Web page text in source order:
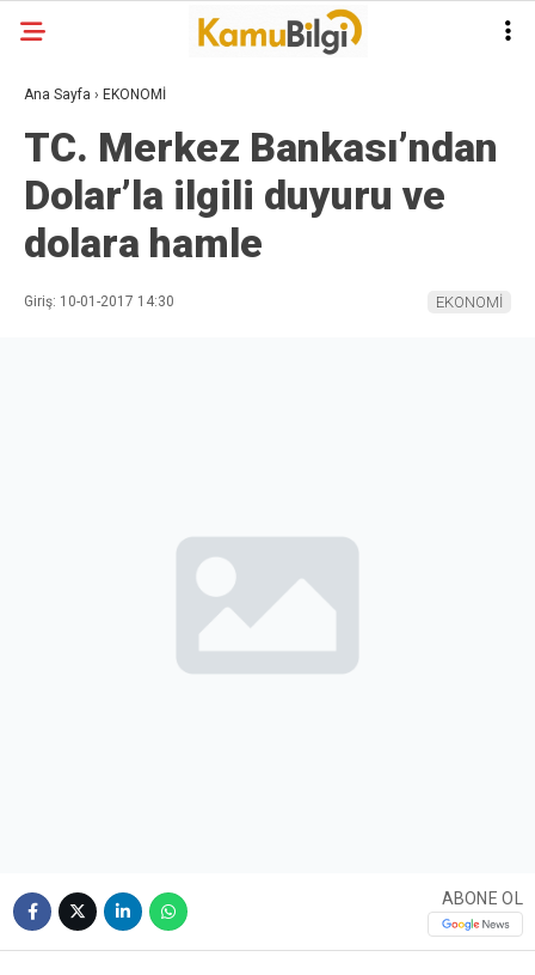
Ana Sayfa › EKONOMİ
TC. Merkez Bankası’ndan
Dolar’la ilgili duyuru ve
dolara hamle
Giriş: 10-01-2017 14:30 EKONOMİ
ABONE OL